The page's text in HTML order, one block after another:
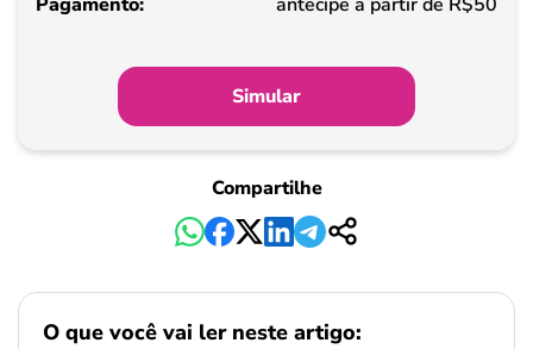
Simular
Compartilhe
O que você vai ler neste artigo: